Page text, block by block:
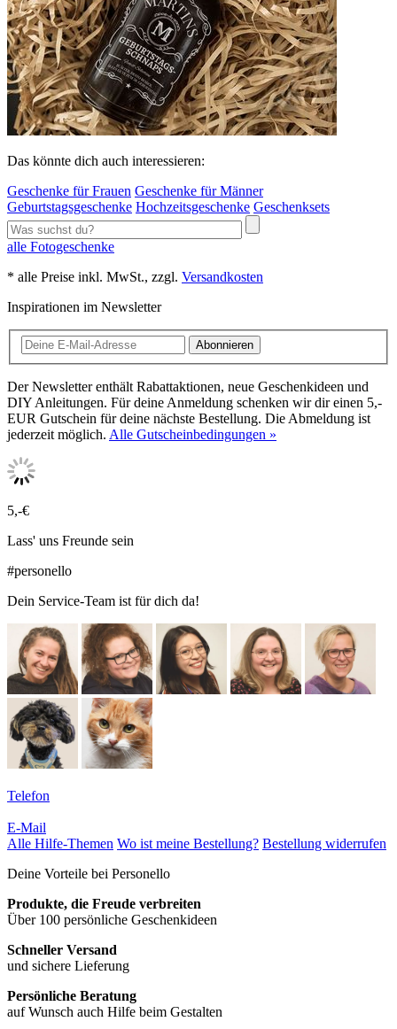
Das könnte dich auch interessieren:
Geschenke für Frauen Geschenke für Männer
Geburtstagsgeschenke Hochzeitsgeschenke Geschenksets
alle Fotogeschenke
* alle Preise inkl. MwSt., zzgl. Versandkosten
Inspirationen im Newsletter
Abonnieren
Der Newsletter enthält Rabattaktionen, neue Geschenkideen und
DIY Anleitungen. Für deine Anmeldung schenken wir dir einen 5,-
EUR Gutschein für deine nächste Bestellung. Die Abmeldung ist
jederzeit möglich. Alle Gutscheinbedingungen »
5,-€
Lass' uns Freunde sein
#personello
Dein Service-Team ist für dich da!
Telefon
E-Mail
Alle Hilfe-Themen Wo ist meine Bestellung? Bestellung widerrufen
Deine Vorteile bei Personello
Produkte, die Freude verbreiten
Über 100 persönliche Geschenkideen
Schneller Versand
und sichere Lieferung
Persönliche Beratung
auf Wunsch auch Hilfe beim Gestalten